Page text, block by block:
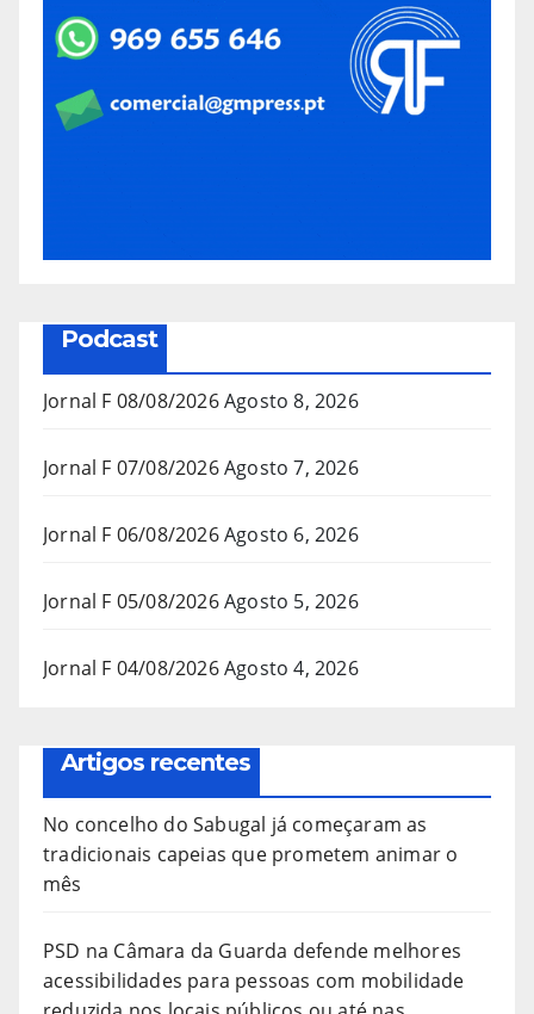
Podcast
Jornal F 08/08/2026Agosto 8, 2026
Jornal F 07/08/2026Agosto 7, 2026
Jornal F 06/08/2026Agosto 6, 2026
Jornal F 05/08/2026Agosto 5, 2026
Jornal F 04/08/2026Agosto 4, 2026
Artigos recentes
No concelho do Sabugal já começaram as
tradicionais capeias que prometem animar o
mês
PSD na Câmara da Guarda defende melhores
acessibilidades para pessoas com mobilidade